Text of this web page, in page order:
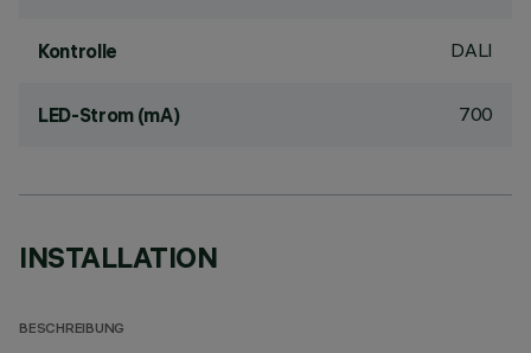
Kontrolle DALI
LED-Strom (mA) 700
INSTALLATION
BESCHREIBUNG